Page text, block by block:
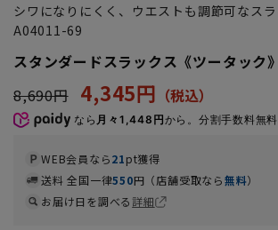
シワになりにくく、ウエストも調節可なス
A04011-69
スタンダードスラックス《ツータック》
8,690円 4,345円
なら 月々1,448円から。分割手数料無料
WEB会員なら21pt獲得
送料 全国一律550円（店舗受取なら無料）
お届け日を調べる詳細